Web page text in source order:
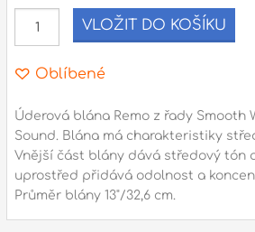
Adresa
Seifertova 69,
gsm.: +420 777 888 088
tel.: +420 222 782 732
email: prodejna@bici.cz
Otevírací doba
pondělí – pátek :10:00 – 18:00
VLOŽIT DO KOŠÍKU
Oblíbené
Úderová blána Remo z řady Smooth
Sound. Blána má charakteristiky
Vnější část blány dává středový tón
uprostřed přidává odolnost a
Průměr blány 13"/32,6 cm.